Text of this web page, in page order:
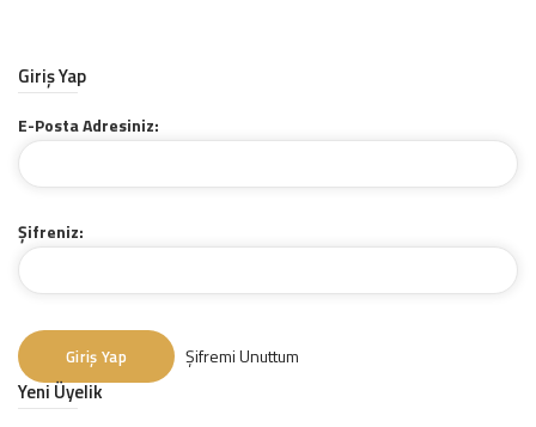
Giriş Yap
E-Posta Adresiniz:
Şifreniz:
Giriş Yap Şifremi Unuttum
Yeni Üyelik